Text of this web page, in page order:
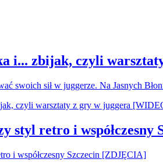
i... zbijak, czyli
swoich sił w juggerze. Na Jasnych
styl retro i